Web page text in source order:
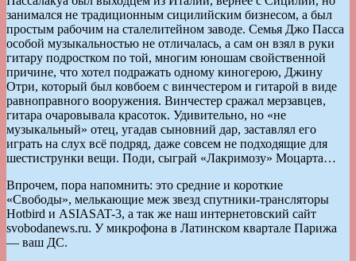
занимался не традиционным сицилийским бизнесом, а был
простым рабочим на сталелитейном заводе. Семья Джо Пасса
особой музыкальностью не отличалась, а сам он взял в руки
гитару подростком по той, многим юношам свойственной
причине, что хотел подражать одному киногерою, Джину
Отри, который был ковбоем с винчестером и гитарой в виде
равноправного вооружения. Винчестер сражал мерзавцев,
гитара очаровывала красоток. Удивительно, но «не
музыкальный» отец, угадав сыновний дар, заставлял его
играть на слух всё подряд, даже совсем не подходящие для
шестиструнки вещи. Поди, сыграй «Лакримозу» Моцарта…
Впрочем, пора напомнить: это средние и короткие
«Свободы», мелькающие меж звезд спутники-трансляторы
Hotbird и ASIASAT-3, а так же наш интернетовский сайт
svobodanews.ru. У микрофона в Латинском квартале Парижа
— ваш ДС.